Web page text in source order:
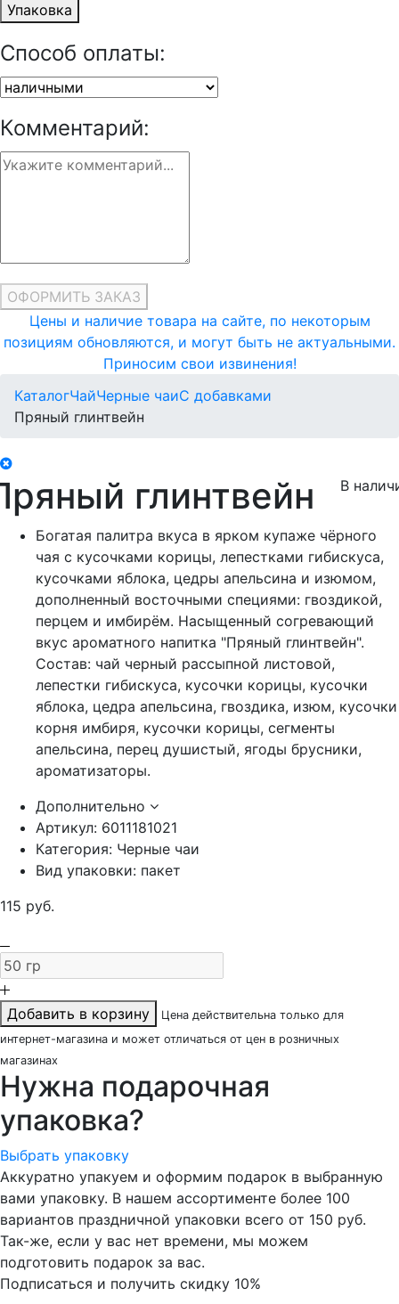
Упаковка
Способ оплаты:
Комментарий:
ОФОРМИТЬ ЗАКАЗ
Цены и наличие товара на сайте, по некоторым
позициям обновляются, и могут быть не актуальными.
Приносим свои извинения!
КаталогЧайЧерные чаиС добавками
Пряный глинтвейн
глинтвейн В
Богатая палитра вкуса в ярком купаже чёрного
чая с кусочками корицы, лепестками гибискуса,
кусочками яблока, цедры апельсина и изюмом,
дополненный восточными специями: гвоздикой,
перцем и имбирём. Насыщенный согревающий
вкус ароматного напитка "Пряный глинтвейн".
Состав: чай черный рассыпной листовой,
лепестки гибискуса, кусочки корицы, кусочки
яблока, цедра апельсина, гвоздика, изюм, кусочки
корня имбиря, кусочки корицы, сегменты
апельсина, перец душистый, ягоды брусники,
ароматизаторы.
Дополнительно
Артикул: 6011181021
Категория: Черные чаи
Вид упаковки: пакет
115 руб.
Добавить в корзину
Цена действительна только для
интернет-магазина и может отличаться от цен в розничных
магазинах
Нужна подарочная
упаковка?
Выбрать упаковку
Аккуратно упакуем и оформим подарок в выбранную
вами упаковку. В нашем ассортименте более 100
вариантов праздничной упаковки всего от 150 руб.
Так-же, если у вас нет времени, мы можем
подготовить подарок за вас.
Подписаться и получить скидку 10%